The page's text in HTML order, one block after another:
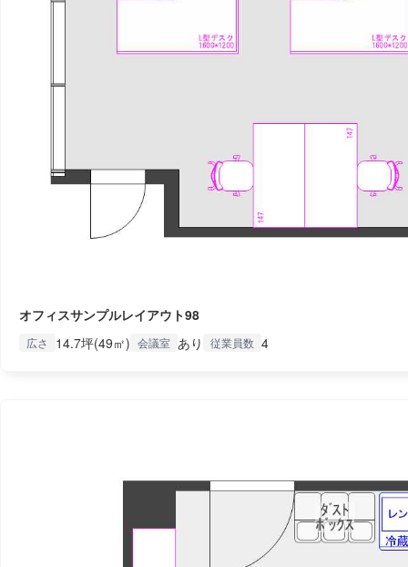
オフィスサンプルレイアウト98
広さ 14.7坪(49㎡) 会議室 あり 従業員数 4